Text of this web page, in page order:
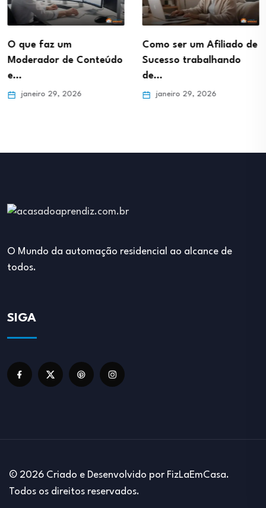
O que faz um
Moderador de Conteúdo
e…
janeiro 29, 2026
Como ser um Afiliado de
Sucesso trabalhando
de…
janeiro 29, 2026
O Mundo da automação residencial ao alcance de
todos.
SIGA
© 2026 Criado e Desenvolvido por FizLaEmCasa.
Todos os direitos reservados.